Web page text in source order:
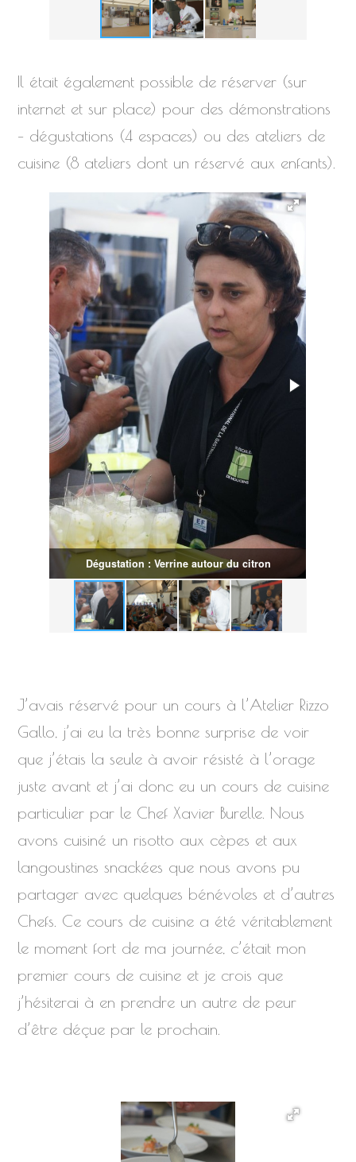
Il était également possible de réserver (sur
internet et sur place) pour des démonstrations
– dégustations (4 espaces) ou des ateliers de
cuisine (8 ateliers dont un réservé aux enfants).
Dégustation : Verrine autour du citron
J’avais réservé pour un cours à l’Atelier Rizzo
Gallo, j’ai eu la très bonne surprise de voir
que j’étais la seule à avoir résisté à l’orage
juste avant et j’ai donc eu un cours de cuisine
particulier par le Chef Xavier Burelle. Nous
avons cuisiné un risotto aux cèpes et aux
langoustines snackées que nous avons pu
partager avec quelques bénévoles et d’autres
Chefs. Ce cours de cuisine a été véritablement
le moment fort de ma journée, c’était mon
premier cours de cuisine et je crois que
j’hésiterai à en prendre un autre de peur
d’être déçue par le prochain.